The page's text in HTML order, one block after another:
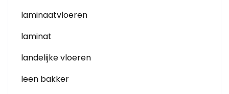
laminaatvloeren
laminat
landelijke vloeren
leen bakker